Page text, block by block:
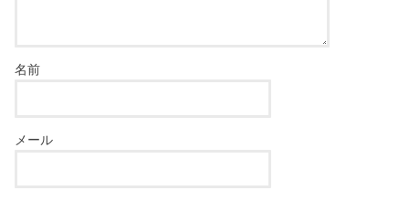
名前
メール